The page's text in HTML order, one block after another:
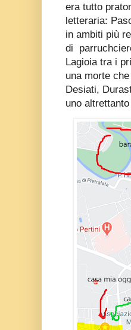
era tutto
letteraria:
in ambiti più
di
Lagioia tra i
una morte
Desiati,
uno